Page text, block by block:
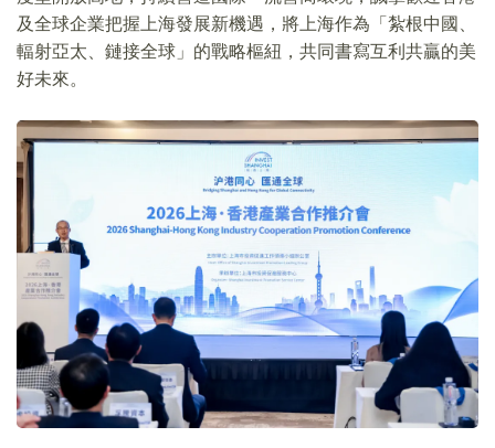
及全球企業把握上海發展新機遇，將上海作為「紮根中國、
輻射亞太、鏈接全球」的戰略樞紐，共同書寫互利共贏的美
好未來。